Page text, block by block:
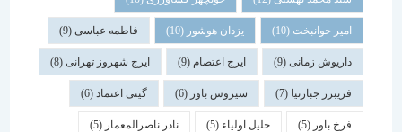
امیر جوانبخت(10) یزدان هوشور(10) فاطمه عباسی(9)
داریوش زمانی(9) ایرج اعتصام(9) ایرج شهروز تهرانی(8)
فریبرز جبارنیا(7) سیروس باور(6) گیتی اعتماد(6)
فرخ باور(5) جلیل اولیاء(5) نادر ناصرالمعمار (5)